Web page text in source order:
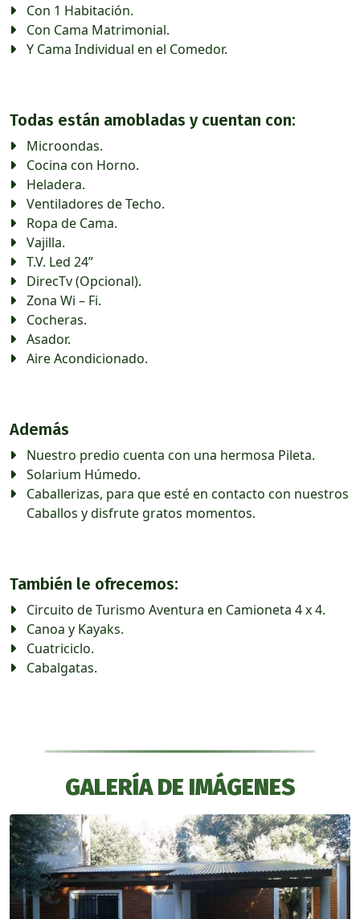
Con 1 Habitación.
Con Cama Matrimonial.
Y Cama Individual en el Comedor.
Todas están amobladas y cuentan con:
Microondas.
Cocina con Horno.
Heladera.
Ventiladores de Techo.
Ropa de Cama.
Vajilla.
T.V. Led 24”
DirecTv (Opcional).
Zona Wi – Fi.
Cocheras.
Asador.
Aire Acondicionado.
Además
Nuestro predio cuenta con una hermosa Pileta.
Solarium Húmedo.
Caballerizas, para que esté en contacto con nuestros
Caballos y disfrute gratos momentos.
También le ofrecemos:
Circuito de Turismo Aventura en Camioneta 4 x 4.
Canoa y Kayaks.
Cuatriciclo.
Cabalgatas.
GALERÍA DE IMÁGENES